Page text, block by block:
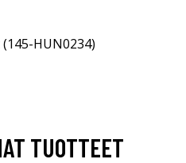
HUN0234)
TUOTTEET